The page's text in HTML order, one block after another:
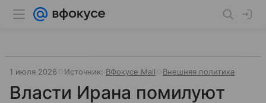
1 июля 2026 Источник: ВФокусе Mail Внешняя политика
Власти Ирана помилуют